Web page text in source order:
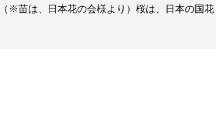
※苗は、日本花の会様より）桜は、日本の国花